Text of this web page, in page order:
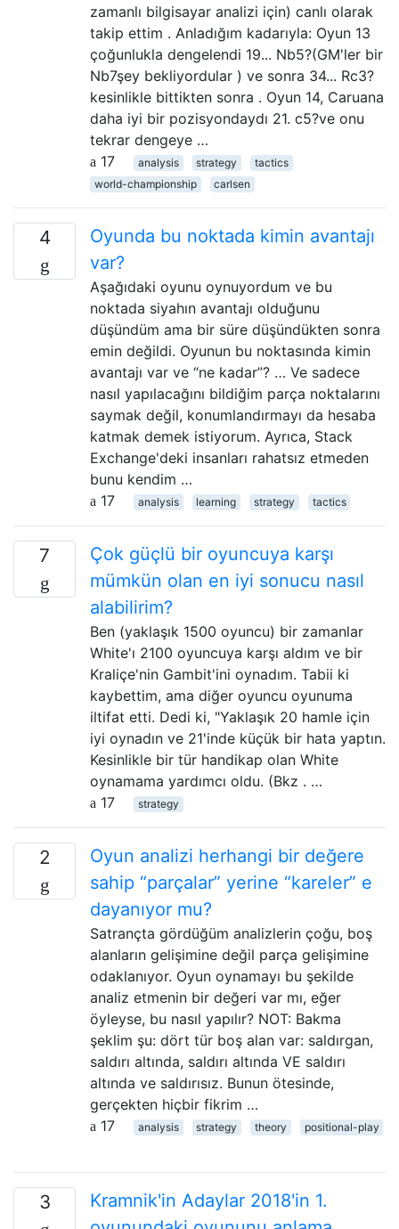
zamanlı bilgisayar analizi için) canlı olarak
takip ettim . Anladığım kadarıyla: Oyun 13
çoğunlukla dengelendi 19... Nb5?(GM'ler bir
Nb7şey bekliyordular ) ve sonra 34... Rc3?
kesinlikle bittikten sonra . Oyun 14, Caruana
daha iyi bir pozisyondaydı 21. c5?ve onu
tekrar dengeye …
17
analysis strategy
tactics
world-championship
carlsen
4
Oyunda bu noktada kimin avantajı
var?
Aşağıdaki oyunu oynuyordum ve bu
noktada siyahın avantajı olduğunu
düşündüm ama bir süre düşündükten sonra
emin değildi. Oyunun bu noktasında kimin
avantajı var ve “ne kadar”? … Ve sadece
nasıl yapılacağını bildiğim parça noktalarını
saymak değil, konumlandırmayı da hesaba
katmak demek istiyorum. Ayrıca, Stack
Exchange'deki insanları rahatsız etmeden
bunu kendim …
17
analysis learning strategy tactics
7
Çok güçlü bir oyuncuya karşı
mümkün olan en iyi sonucu nasıl
alabilirim?
Ben (yaklaşık 1500 oyuncu) bir zamanlar
White'ı 2100 oyuncuya karşı aldım ve bir
Kraliçe'nin Gambit'ini oynadım. Tabii ki
kaybettim, ama diğer oyuncu oyunuma
iltifat etti. Dedi ki, "Yaklaşık 20 hamle için
iyi oynadın ve 21'inde küçük bir hata yaptın.
Kesinlikle bir tür handikap olan White
oynamama yardımcı oldu. (Bkz . …
17
strategy
2
Oyun analizi herhangi bir değere
sahip “parçalar” yerine “kareler” e
dayanıyor mu?
Satrançta gördüğüm analizlerin çoğu, boş
alanların gelişimine değil parça gelişimine
odaklanıyor. Oyun oynamayı bu şekilde
analiz etmenin bir değeri var mı, eğer
öyleyse, bu nasıl yapılır? NOT: Bakma
şeklim şu: dört tür boş alan var: saldırgan,
saldırı altında, saldırı altında VE saldırı
altında ve saldırısız. Bunun ötesinde,
gerçekten hiçbir fikrim …
17
analysis strategy theory positional-play
3
Kramnik'in Adaylar 2018'in 1.